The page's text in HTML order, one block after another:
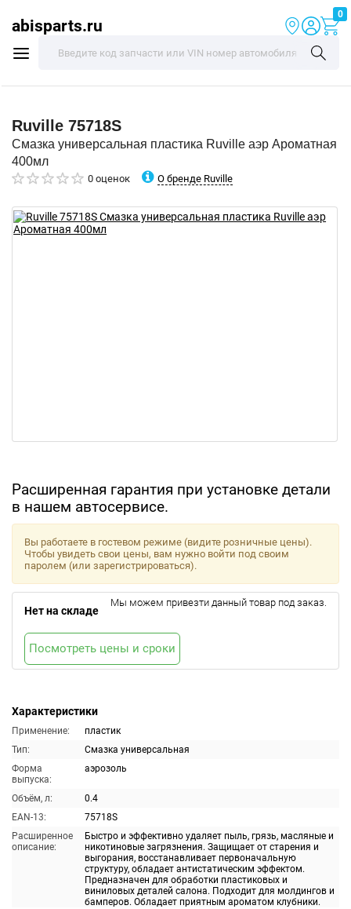
abisparts.ru
0
Ruville 75718S
Смазка универсальная пластика Ruville аэр Ароматная
400мл
0 оценок О бренде Ruville
Расширенная гарантия при установке детали
в нашем автосервисе.
Характеристики
Применение:
пластик
Тип:
Смазка универсальная
Форма
выпуска:
аэрозоль
Объём, л:
0.4
EAN-13:
75718S
Расширенное
описание:
Быстро и эффективно удаляет пыль, грязь, масляные и
никотиновые загрязнения. Защищает от старения и
выгорания, восстанавливает первоначальную
структуру, обладает антистатическим эффектом.
Предназначен для обработки пластиковых и
виниловых деталей салона. Подходит для молдингов и
бамперов. Обладает приятным ароматом клубники.
Вы работаете в гостевом режиме (видите розничные цены).
Чтобы увидеть свои цены, вам нужно войти под своим
паролем (или зарегистрироваться).
Нет на складе
Мы можем привезти данный товар под заказ.
Посмотреть цены и сроки